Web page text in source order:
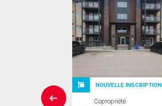
NOUVELLE INSCRIPTION
Copropriété